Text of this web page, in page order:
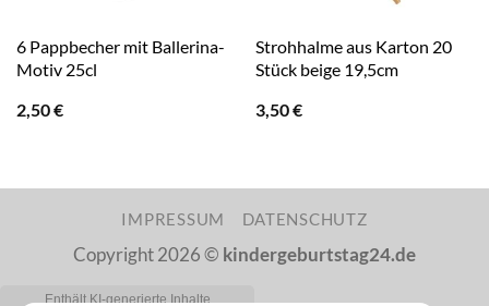
6 Pappbecher mit Ballerina-
Motiv 25cl
2,50€
Strohhalme aus Karton 20
Stück beige 19,5cm
3,50€
IMPRESSUM DATENSCHUTZ
Copyright 2026 © kindergeburtstag24.de